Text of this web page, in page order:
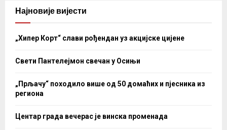
Најновије вијести
„Хипер Корт“ слави рођендан уз акцијске цијене
Свети Пантелејмон свечан у Осињи
„Прљачу“ походило више од 50 домаћих и пјесника из
региона
Центар града вечерас је винска променада